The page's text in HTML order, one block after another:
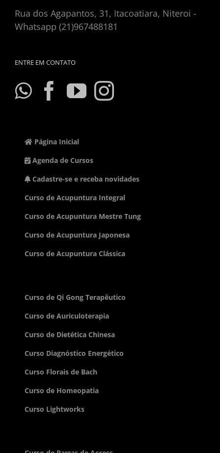
Rua dos Agapantos, 31, Itacoatiara, Niteroi -
Whatsapp (21)967488181
ENTRE EM CONTATO
Página Inicial
Agenda de Cursos
Cadastre-se e receba novidades
Curso de Acupuntura Integral
Curso de Acupuntura Mestre Tung
Curso de Acupuntura Japonesa
Curso de Acupuntura Clássica
Curso de Qi Gong Terapêutico
Curso de Auriculoterapia
Curso de Dietética Chinesa
Curso Diagnóstico Energético
Curso Florais de Bach
Curso de Homeopatia
Curso Lightworks